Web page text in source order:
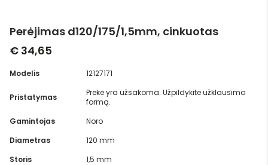
Perėjimas d120/175/1,5mm, cinkuotas
€ 34,65
Modelis 12127171
Pristatymas
Prekė yra užsakoma. Užpildykite užklausimo
formą.
Gamintojas
Noro
Diametras
120 mm
Storis
1,5 mm